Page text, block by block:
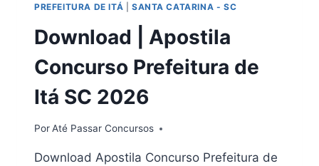
2026
PREFEITURA DE ITÁ SANTA CATARINA - SC
Download | Apostila
Concurso Prefeitura de
Itá SC 2026
PorAté Passar Concursos
Download Apostila Concurso Prefeitura de